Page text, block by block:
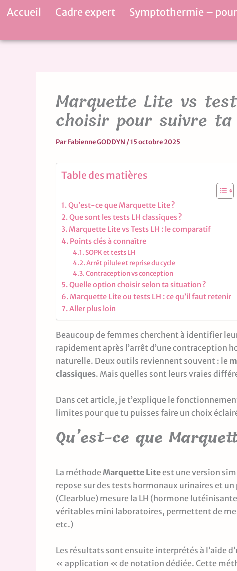
AllerAccueil Cadre expert Symptothermie –
Marquette Lite vs
choisir pour suivre
ParFabienne GODDYN /15 octobre 2025
Table des matières
Qu’est-ce que Marquette Lite ?
Que sont les tests LH classiques ?
Marquette Lite vs Tests LH : le comparatif
Points clés à connaître
SOPK et tests LH
Arrêt pilule et reprise du cycle
Contraception vs conception
Quelle option choisir selon ta situation ?
Marquette Lite ou tests LH : ce qu’il faut retenir
Aller plus loin
Beaucoup de femmes cherchent à identifier
rapidement après l’arrêt d’une contraception
naturelle. Deux outils reviennent souvent : le
classiques. Mais quelles sont leurs vraies
Dans cet article, je t’explique le
limites pour que tu puisses faire un choix
Qu’est-ce que
La méthode Marquette Liteest une version
repose sur des tests hormonaux urinaires et
(Clearblue) mesure la LH (hormone
véritables mini laboratoires, permettent de
etc.)
Les résultats sont ensuite interprétés à l’aide
« application « de notation dédiée. Cette